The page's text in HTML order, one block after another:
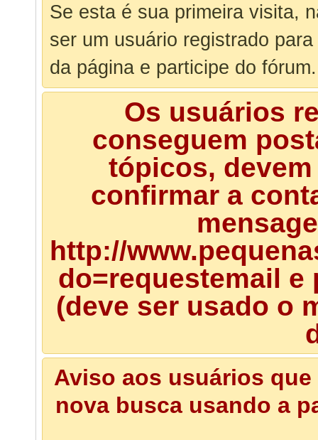
Se esta é sua primeira visita,
ser um usuário registrado
da página e participe do fórum.
Os usuários
conseguem
tópicos,
confirmar a
http://
do=requestemail
(deve ser usado o
Aviso aos usuários
nova busca usando a